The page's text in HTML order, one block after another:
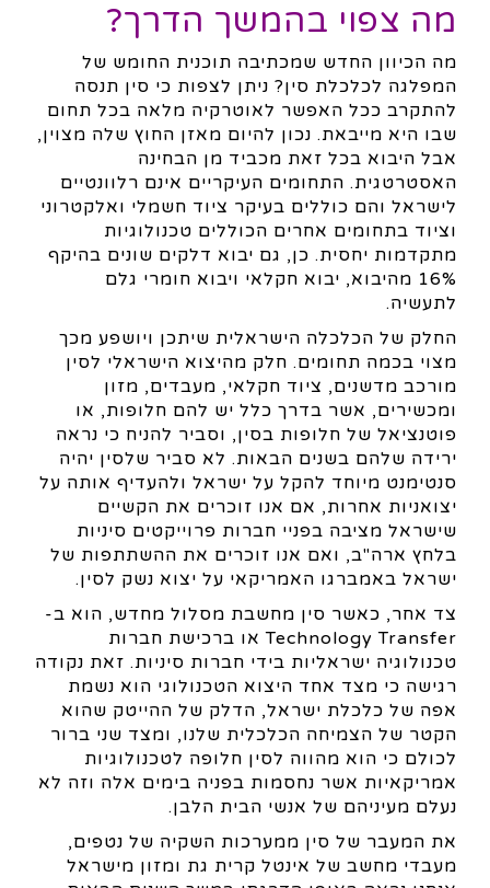
מה צפוי בהמשך הדרך?
מה הכיוון החדש שמכתיבה תוכנית החומש של
המפלגה לכלכלת סין? ניתן לצפות כי סין תנסה
להתקרב ככל האפשר לאוטרקיה מלאה בכל תחום
שבו היא מייבאת. נכון להיום מאזן החוץ שלה מצוין,
אבל היבוא בכל זאת מכביד מן הבחינה
האסטרטגית. התחומים העיקריים אינם רלוונטיים
לישראל והם כוללים בעיקר ציוד חשמלי ואלקטרוני
וציוד בתחומים אחרים הכוללים טכנולוגיות
מתקדמות יחסית. כן, גם יבוא דלקים שונים בהיקף
16% מהיבוא, יבוא חקלאי ויבוא חומרי גלם
לתעשיה.
החלק של הכלכלה הישראלית שיתכן ויושפע מכך
מצוי בכמה תחומים. חלק מהיצוא הישראלי לסין
מורכב מדשנים, ציוד חקלאי, מעבדים, מזון
ומכשירים, אשר בדרך כלל יש להם חלופות, או
פוטנציאל של חלופות בסין, וסביר להניח כי נראה
ירידה שלהם בשנים הבאות. לא סביר שלסין יהיה
סנטימנט מיוחד להקל על ישראל ולהעדיף אותה על
יצואניות אחרות, אם אנו זוכרים את הקשיים
שישראל מציבה בפניי חברות פרוייקטים סיניות
בלחץ ארה"ב, ואם אנו זוכרים את ההשתתפות של
ישראל באמברגו האמריקאי על יצוא נשק לסין.
צד אחר, כאשר סין מחשבת מסלול מחדש, הוא ב-
Technology Transfer או ברכישת חברות
טכנולוגיה ישראליות בידי חברות סיניות. זאת נקודה
רגישה כי מצד אחד היצוא הטכנולוגי הוא נשמת
אפה של כלכלת ישראל, הדלק של ההייטק שהוא
הקטר של הצמיחה הכלכלית שלנו, ומצד שני ברור
לכולם כי הוא מהווה לסין חלופה לטכנולוגיות
אמריקאיות אשר נחסמות בפניה בימים אלה וזה לא
נעלם מעיניהם של אנשי הבית הלבן.
את המעבר של סין ממערכות השקיה של נטפים,
מעבדי מחשב של אינטל קרית גת ומזון מישראל